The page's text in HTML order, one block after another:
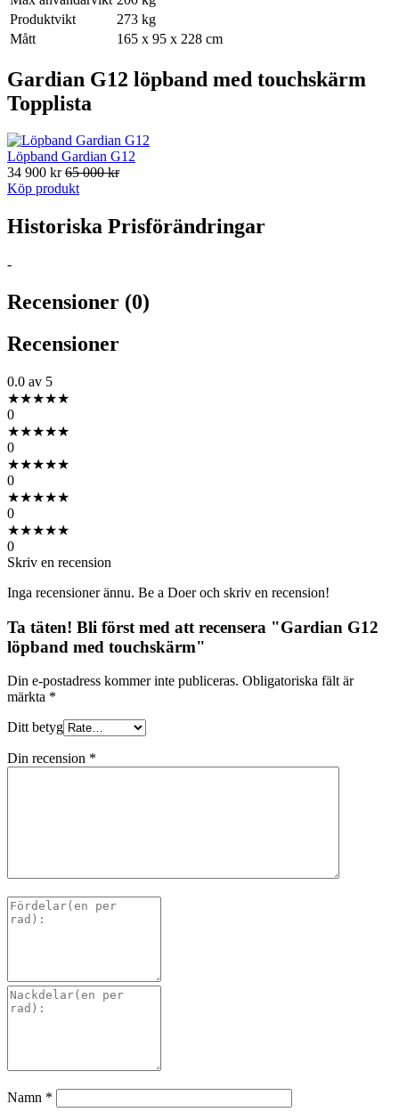
Produktvikt
273 kg
Mått
165 x 95 x 228 cm
Gardian G12 löpband med touchskärm
Topplista
Löpband Gardian G12
34 900 kr65 000 kr
Köp produkt
Historiska Prisförändringar
-
Recensioner (0)
Recensioner
0.0 av 5
★★★★★
0
★★★★★
0
★★★★★
0
★★★★★
0
★★★★★
0
Skriv en recension
Inga recensioner ännu. Be a Doer och skriv en recension!
Ta täten! Bli först med att recensera "Gardian G12
löpband med touchskärm"
Din e-postadress kommer inte publiceras. Obligatoriska fält är
märkta *
Ditt betyg
Din recension *
Namn *